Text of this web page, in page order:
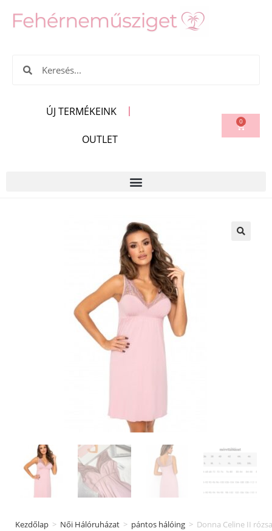
ÚJ TERMÉKEINK
OUTLET
0
Kezdőlap > Női Hálóruházat > pántos hálóing > Donna Celine II